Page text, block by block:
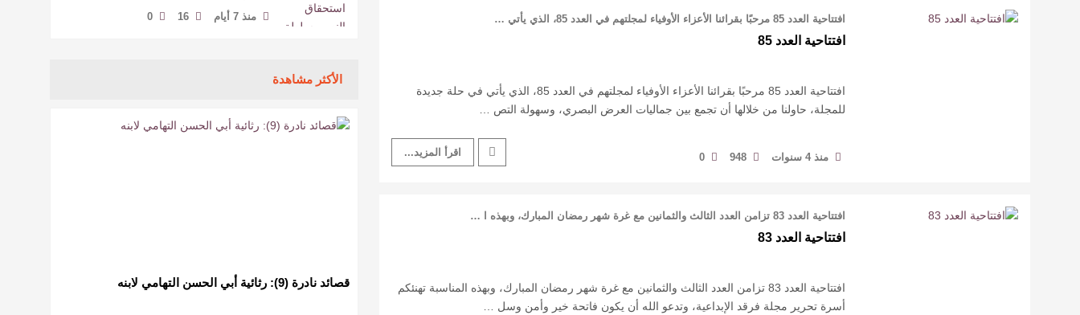
منذ 7 أيام 16
0
الأكثر مشاهدة
قصائد نادرة (9): رثائية أبي الحسن التهامي لابنه
افتتاحية العدد 85 مرحبًا بقرائنا الأعزاء الأوفياء لمجلتهم في العدد 85، الذي يأتي …
افتتاحية العدد 85
افتتاحية العدد 85 مرحبًا بقرائنا الأعزاء الأوفياء لمجلتهم في العدد 85، الذي يأتي في حلة جديدة
للمجلة، حاولنا من خلالها أن تجمع بين جماليات العرض البصري، وسهولة التص …
منذ 4 سنوات 948
0 اقرأ المزيد...
افتتاحية العدد 83 تزامن العدد الثالث والثمانين مع غرة شهر رمضان المبارك، وبهذه ا …
افتتاحية العدد 83
افتتاحية العدد 83 تزامن العدد الثالث والثمانين مع غرة شهر رمضان المبارك، وبهذه المناسبة تهنئكم
أسرة تحرير مجلة فرقد الإبداعية، وتدعو الله أن يكون فاتحة خير وأمن وسل …